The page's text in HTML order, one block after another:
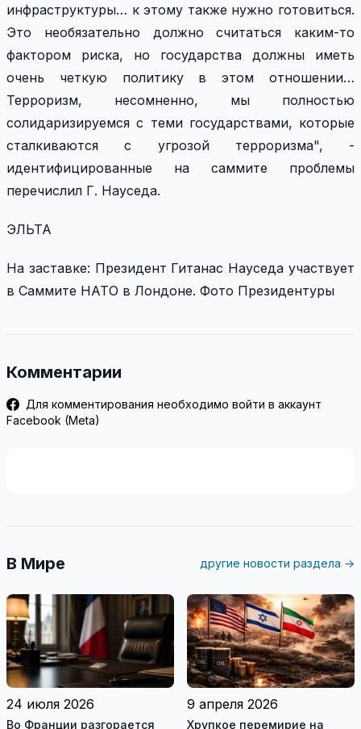
инфраструктуры… к этому также нужно готовиться.
Это необязательно должно считаться каким-то
фактором риска, но государства должны иметь
очень четкую политику в этом отношении…
Терроризм, несомненно, мы полностью
солидаризируемся с теми государствами, которые
сталкиваются с угрозой терроризма", -
идентифицированные на саммите проблемы
перечислил Г. Науседа.
ЭЛЬТА
На заставке: Президент Гитанас Науседа участвует
в Саммите НАТО в Лондоне. Фото Президентуры
Комментарии
Для комментирования необходимо войти в аккаунт
Facebook (Meta)
В Мире другие новости раздела →
24 июля 2026
Во Франции разгорается
9 апреля 2026
Хрупкое перемирие на